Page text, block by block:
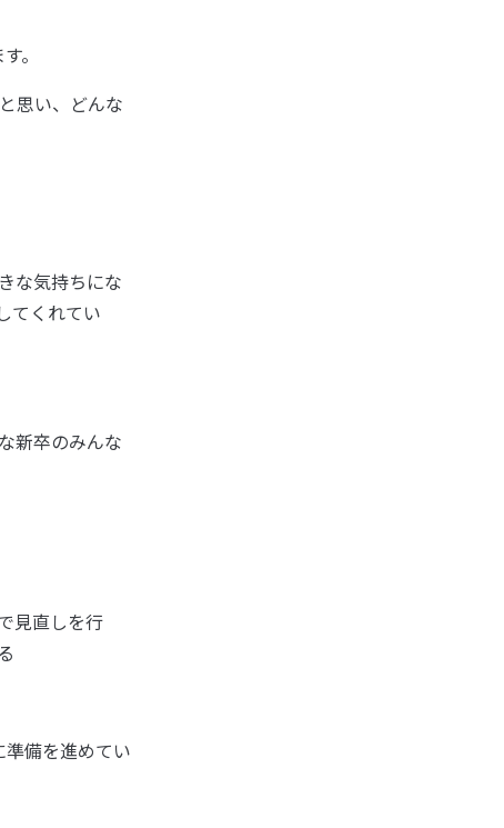
。
思い、どんな
な気持ちにな
てくれてい
新卒のみんな
見直しを行
備を進めてい